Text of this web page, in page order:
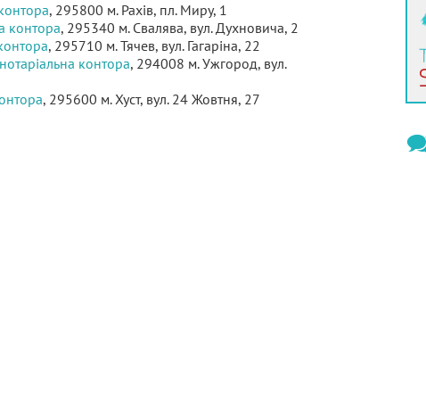
, 295800 м. Рахів, пл. Миру, 1
контора, 295340 м. Свалява, вул. Духновича, 2
, 295710 м. Тячев, вул. Гагаріна, 22
контора, 294008 м. Ужгород, вул.
, 295600 м. Хуст, вул. 24 Жовтня, 27